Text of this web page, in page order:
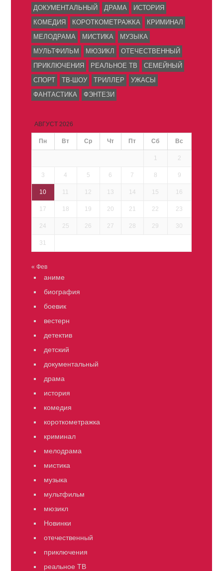
ДОКУМЕНТАЛЬНЫЙ ДРАМА
ИСТОРИЯ
КОМЕДИЯ
КОРОТКОМЕТРАЖКА
КРИМИНАЛ
МЕЛОДРАМА
МИСТИКА
МУЗЫКА
МУЛЬТФИЛЬМ
МЮЗИКЛ
ОТЕЧЕСТВЕННЫЙ
ПРИКЛЮЧЕНИЯ
РЕАЛЬНОЕ ТВ
СЕМЕЙНЫЙ
СПОРТ
ТВ-ШОУ ТРИЛЛЕР
УЖАСЫ
ФАНТАСТИКА
ФЭНТЕЗИ
АВГУСТ 2026
Пн Вт Ср Чт Пт Сб Вс
1 2
3 4 5 6 7 8 9
10 11 12 13 14 15 16
17 18 19 20 21 22 23
24 25 26 27 28 29 30
31
« Фев
аниме
биография
боевик
вестерн
детектив
детский
документальный
драма
история
комедия
короткометражка
криминал
мелодрама
мистика
музыка
мультфильм
мюзикл
Новинки
отечественный
приключения
реальное ТВ